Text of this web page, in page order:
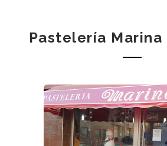
Pastelería Marina